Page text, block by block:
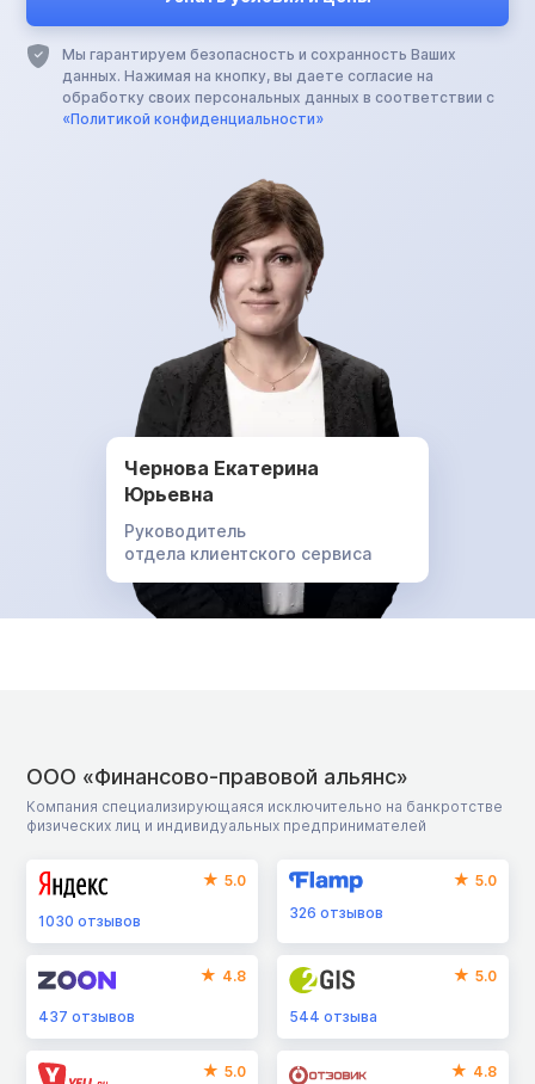
Мы гарантируем безопасность и сохранность Ваших
данных. Нажимая на кнопку, вы даете согласие на
обработку своих персональных данных в соответствии с
«Политикой конфиденциальности»
Чернова Екатерина
Юрьевна
Руководитель
отдела клиентского сервиса
ООО «Финансово-правовой альянс»
Компания специализирующаяся исключительно на банкротстве
физических лиц и индивидуальных предпринимателей
5.0
1030 отзывов
5.0
326отзывов
4.8
437 отзывов
5.0
544отзыва
5.0 4.8